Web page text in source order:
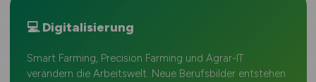
💻 Digitalisierung
Smart Farming, Precision Farming und Agrar-IT
verändern die Arbeitswelt. Neue Berufsbilder entstehen